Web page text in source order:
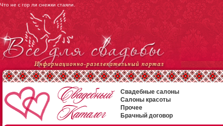
Что не с гор ли снежки стаяли.
Свадебные салоны
Салоны красоты
Прочее
Брачный договор